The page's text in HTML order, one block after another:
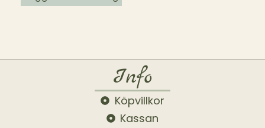
Info
Köpvillkor
Kassan